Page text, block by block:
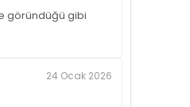
göründüğü gibi
24 Ocak 2026